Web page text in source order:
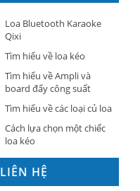
Loa Bluetooth Karaoke
Qixi
Tìm hiểu về loa kéo
Tìm hiểu về Ampli và
board đẩy công suất
Tìm hiểu về các loại củ loa
Cách lựa chọn một chiếc
loa kéo
LIÊN HỆ